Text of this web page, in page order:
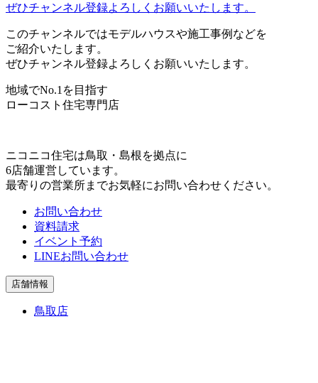
ぜひチャンネル登録よろしくお願いいたします。
このチャンネルではモデルハウスや施工事例などを
ご紹介いたします。
ぜひチャンネル登録よろしくお願いいたします。
地域でNo.1を目指す
ローコスト住宅専門店
ニコニコ住宅は⿃取・島根を拠点に
6店舗運営しています。
最寄りの営業所までお気軽にお問い合わせください。
お問い合わせ
資料請求
イベント予約
LINEお問い合わせ
店舗情報
鳥取店